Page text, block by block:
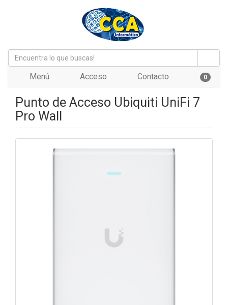
Menú Acceso Contacto 0
Punto de Acceso Ubiquiti UniFi 7
Pro Wall